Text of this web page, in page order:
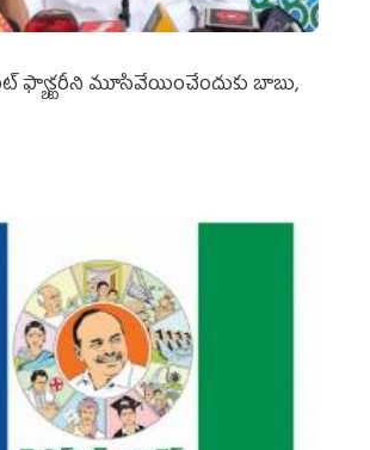
మూసివేయించేందుకు బాబు,